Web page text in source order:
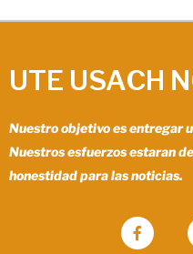
UTE USACH
Nuestro objetivo es entregar
Nuestros esfuerzos estaran
honestidad para las noticias.